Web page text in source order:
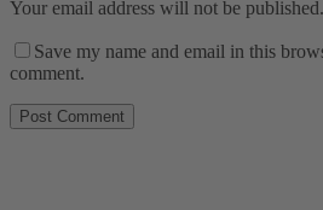
Your email address will not be published.
Save my name and email in this
comment.